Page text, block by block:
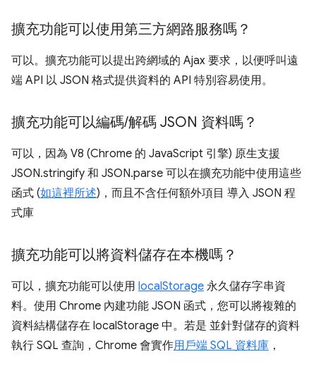
擴充功能可以使用第三方網路服務嗎？
可以。擴充功能可以提出跨網域的 Ajax 要求，以便呼叫遠
端 API 以 JSON 格式提供資料的 API 特別容易使用。
擴充功能可以編碼/解碼 JSON 資料嗎？
可以，因為 V8 (Chrome 的 JavaScript 引擎) 原生支援
JSON.stringify 和 JSON.parse 可以在擴充功能中使用這些
函式 (如這裡所述)，而且不含任何額外項目 導入 JSON 程
式庫
擴充功能可以將資料儲存在本機嗎？
可以，擴充功能可以使用 localStorage 永久儲存字串資
料。使用 Chrome 內建功能 JSON 函式，您可以將複雜的
資料結構儲存在 localStorage 中。若是 並針對儲存的資料
執行 SQL 查詢，Chrome 會實作用戶端 SQL 資料庫 ，